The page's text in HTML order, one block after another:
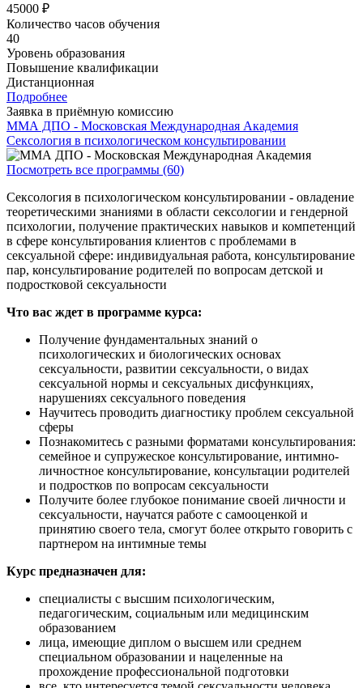
45000 ₽
Количество часов обучения
40
Уровень образования
Повышение квалификации
Дистанционная
Подробнее
Заявка в приёмную комиссию
ММА ДПО - Московская Международная Академия
Сексология в психологическом консультировании
Посмотреть все программы (60)
Сексология в психологическом консультировании - овладение
теоретическими знаниями в области сексологии и гендерной
психологии, получение практических навыков и компетенций
в сфере консультирования клиентов с проблемами в
сексуальной сфере: индивидуальная работа, консультирование
пар, консультирование родителей по вопросам детской и
подростковой сексуальности
Что вас ждет в программе курса:
Получение фундаментальных знаний о
психологических и биологических основах
сексуальности, развитии сексуальности, о видах
сексуальной нормы и сексуальных дисфункциях,
нарушениях сексуального поведения
Научитесь проводить диагностику проблем сексуальной
сферы
Познакомитесь с разными форматами консультирования:
семейное и супружеское консультирование, интимно-
личностное консультирование, консультации родителей
и подростков по вопросам сексуальности
Получите более глубокое понимание своей личности и
сексуальности, научатся работе с самооценкой и
принятию своего тела, смогут более открыто говорить с
партнером на интимные темы
Курс предназначен для:
специалисты с высшим психологическим,
педагогическим, социальным или медицинским
образованием
лица, имеющие диплом о высшем или среднем
специальном образовании и нацеленные на
прохождение профессиональной подготовки